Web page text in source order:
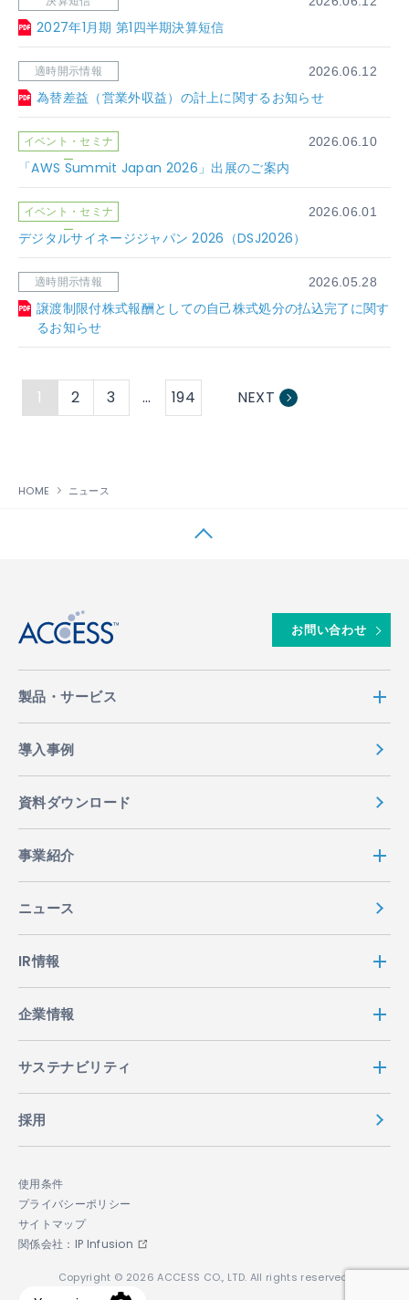
2027年1月期 第1四半期決算短信
適時開示情報 2026.06.12
為替差益（営業外収益）の計上に関するお知らせ
イベント・セミナ
ー
2026.06.10
「AWS Summit Japan 2026」出展のご案内
イベント・セミナ
ー
2026.06.01
デジタルサイネージジャパン 2026（DSJ2026）
適時開示情報 2026.05.28
譲渡制限付株式報酬としての自己株式処分の払込完了に関す
るお知らせ
1 2 3 … 194 NEXT
HOME ニュース
お問い合わせ
製品・サービス
導入事例
資料ダウンロード
事業紹介
ニュース
IR情報
企業情報
サステナビリティ
採用
使用条件
プライバシーポリシー
サイトマップ
関係会社：IP Infusion
Copyright © 2026 ACCESS CO., LTD. All rights reserved.